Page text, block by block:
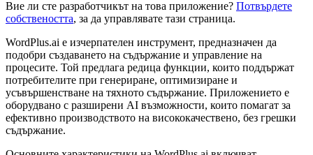
Вие ли сте разработчикът на това приложение? Потвърдете
собствеността, за да управлявате тази страница.
WordPlus.ai е изчерпателен инструмент, предназначен да
подобри създаването на съдържание и управление на
процесите. Той предлага редица функции, които поддържат
потребителите при генериране, оптимизиране и
усъвършенстване на тяхното съдържание. Приложението е
оборудвано с разширени AI възможности, които помагат за
ефективно производството на висококачествено, без грешки
съдържание.